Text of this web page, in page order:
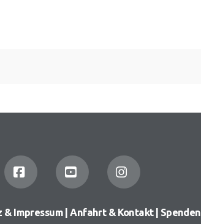
& Impressum Anfahrt & Kontakt Spenden